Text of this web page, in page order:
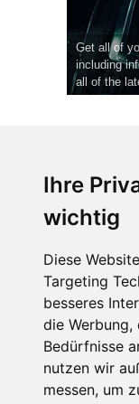
Ihre
wichtig
Diese
Targeting
besseres
die Werbung,
Bedürfnisse
nutzen wir
messen, um
Get all of
including
all of the
CPost.org© 2013-2023
Terms of Use Privacy |
About Us
Advertising
Contact Us